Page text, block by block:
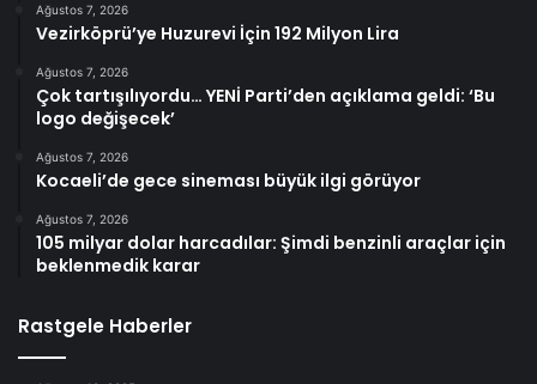
Ağustos 7, 2026
Vezirköprü’ye Huzurevi İçin 192 Milyon Lira
Ağustos 7, 2026
Çok tartışılıyordu… YENİ Parti’den açıklama geldi: ‘Bu
logo değişecek’
Ağustos 7, 2026
Kocaeli’de gece sineması büyük ilgi görüyor
Ağustos 7, 2026
105 milyar dolar harcadılar: Şimdi benzinli araçlar için
beklenmedik karar
Rastgele Haberler